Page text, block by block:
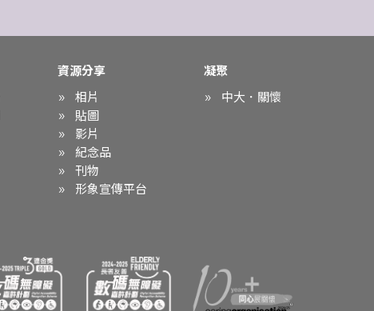
資源分享
相片
貼圖
影片
紀念品
刊物
形象宣傳平台
凝聚
中大．關懷